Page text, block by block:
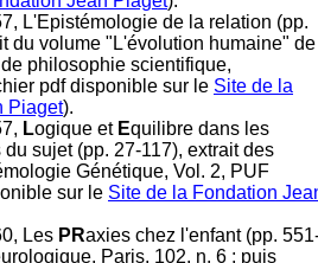
L'Epistémologie de la relation (pp.
du volume "L'évolution humaine" de
philosophie scientifique,
pdf disponible sur le Site de la
Piaget).
Logique et Equilibre dans les
sujet (pp. 27-117), extrait des
Génétique, Vol. 2, PUF
sur le Site de la Fondation
Les PRaxies chez l'enfant (pp.
Paris, 102, n. 6 ; puis